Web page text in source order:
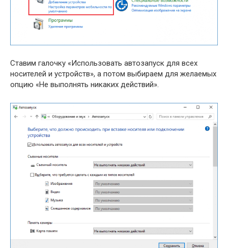
Ставим галочку «Использовать автозапуск для всех
носителей и устройств», а потом выбираем для желаемых
опцию «Не выполнять никаких действий».